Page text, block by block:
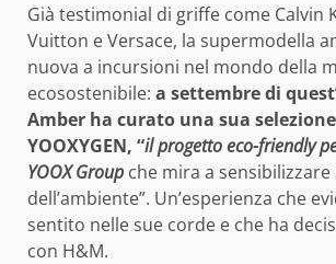
Già testimonial di griffe come Calvin
Vuitton e Versace, la supermodella
nuova a incursioni nel mondo della
ecosostenibile: a settembre di
Amber ha curato una sua
YOOXYGEN, “il progetto eco-friendly
YOOX Group che mira a
dell’ambiente”. Un’esperienza che
sentito nelle sue corde e che ha
con H&M.